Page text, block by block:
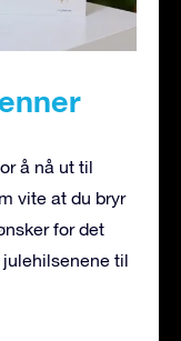
å nå ut til
vite at du bryr
for det
til